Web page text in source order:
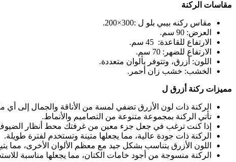
مقاسات الركنة
مقاس ركنه بيبي بلو ل :300×200.
العرض: 90 سم.
الارتفاع للقاعدة: 45 سم.
الارتفاع للضهر: 70 سم.
اللون: أزرق، وتتوفر بألوان متعددة.
الخشب: خشب زان أحمر.
مميزات ركنة أزرق ل
الركنة ذات لون الأزرق تضفي لمسة من الأناقة والجمال إلى
تأتي الركنة بمجموعة متنوعة من التصاميم والأنماط.
إذا كنت ترغب في جعل جزء معين من غرفتك محط أنظار الضيوف،
الركنة ذات جودة عالية، مما يجعلها متينة وتستخدم لفترة طويلة.
اللون الأزرق يتناسب بشكل جيد مع معظم الألوان الأخرى، مما
الركنة منسوجة من أجود خامات الكتان، مما يجعلها مناسبة